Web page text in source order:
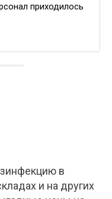
в
и на других